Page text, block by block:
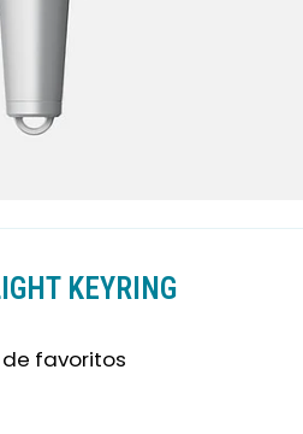
KEYRING
favoritos